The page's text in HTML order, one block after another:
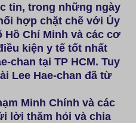
tin, trong những ngày
hợp chặt chẽ với Ủy
Hồ Chí Minh và các cơ
kiện y tế tốt nhất
chan tại TP HCM. Tuy
Lee Hae-chan đã từ
Minh Chính và các
lời thăm hỏi và chia